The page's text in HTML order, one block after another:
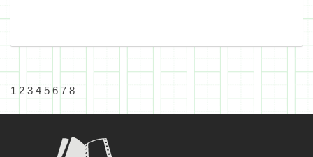
1 2 3 4 5 6 7 8